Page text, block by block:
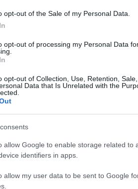
opt-out of the Sale of my Personal Data.
opt-out of processing my Personal Data
opt-out of Collection, Use, Retention,
Data that Is Unrelated with the
allow Google to enable storage related to
identifiers in apps.
allow my user data to be sent to Google
legato alla rivalutazione annuale stabilita
aggiuntiva confermata dal Governo che
nel 2025
a 614,77 euro. Grazie agli
aumenterà a 640 euro al mese